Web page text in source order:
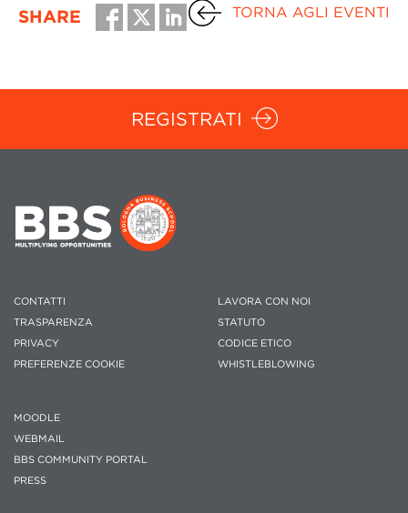
SHARE TORNA AGLI EVENTI
REGISTRATI
CONTATTI
TRASPARENZA
PRIVACY
PREFERENZE COOKIE
LAVORA CON NOI
STATUTO
CODICE ETICO
WHISTLEBLOWING
MOODLE
WEBMAIL
BBS COMMUNITY PORTAL
PRESS